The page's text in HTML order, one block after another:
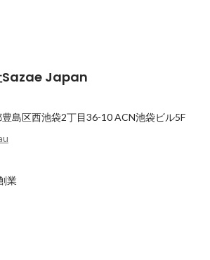
ートナーシップを発
長を支援
最新順で表示
Sazae Japan
島区西池袋2丁目36-10ACN池袋ビル5F
業